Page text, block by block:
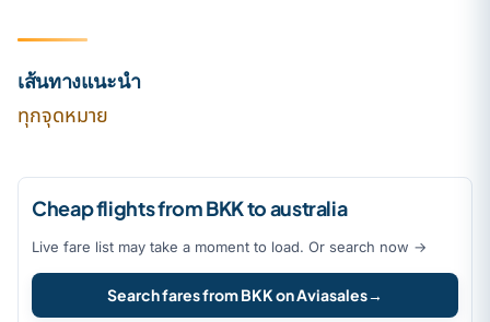
เส้นทางแนะนำ
ทุกจุดหมาย
Cheap flights from BKK to australia
Live fare list may take a moment to load. Or search now →
Search fares from BKK on Aviasales→